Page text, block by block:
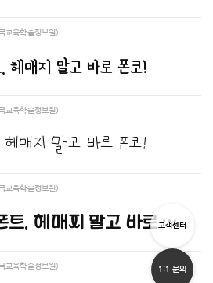
육학술정보원)
헤매지 말고 바로 폰코!
육학술정보원)
헤매지 말고 바로 폰코!
육학술정보원)
당신이 찾던 그 폰트, 헤매지 말고 바로 폰코!
육학술정보원)
고객센터
1:1 문의